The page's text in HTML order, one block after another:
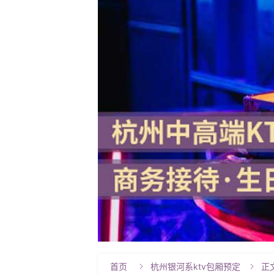
首页  杭州银河系ktv包厢预定  正